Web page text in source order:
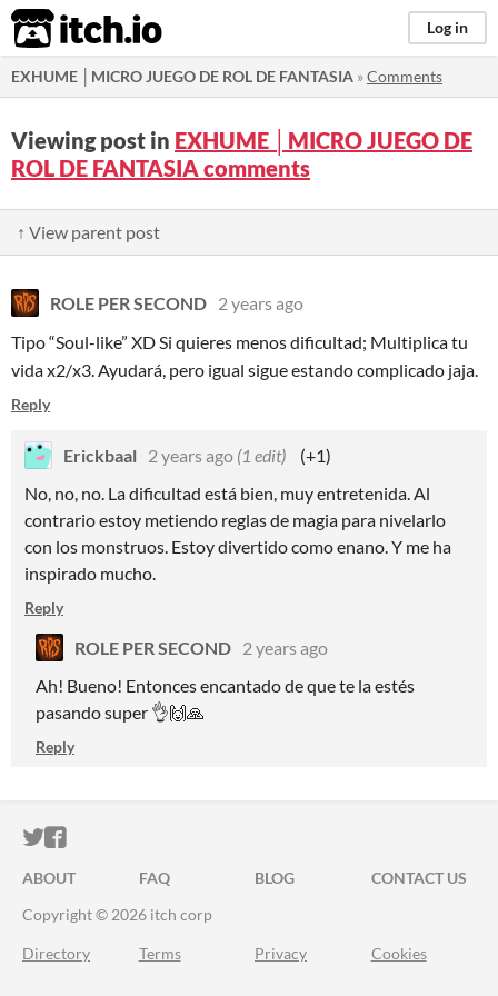
itch.io Log in
EXHUME │MICRO JUEGO DE ROL DE FANTASIA »Comments
Viewing post in EXHUME │MICRO JUEGO DE
ROL DE FANTASIA comments
↑ View parent post
ROLE PER SECOND 2 years ago
Tipo “Soul-like” XD Si quieres menos dificultad; Multiplica tu
vida x2/x3. Ayudará, pero igual sigue estando complicado jaja.
Reply
Erickbaal 2 years ago (1 edit)
(+1)
No, no, no. La dificultad está bien, muy entretenida. Al
contrario estoy metiendo reglas de magia para nivelarlo
con los monstruos. Estoy divertido como enano. Y me ha
inspirado mucho.
Reply
ROLE PER SECOND 2 years ago
Ah! Bueno! Entonces encantado de que te la estés
pasando super 👌🙌🙏
Reply
ITCH.IO ON TWITTER
ITCH.IO ON FACEBOOK
ABOUT FAQ BLOG
CONTACT US
Copyright © 2026 itch corp
Directory Terms Privacy Cookies